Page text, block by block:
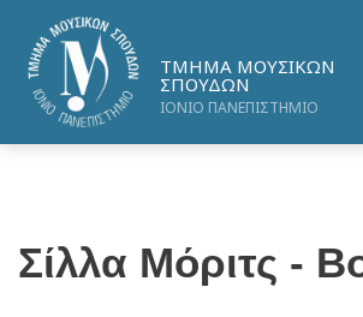
ΤΜΗΜΑ ΜΟΥΣΙΚΩΝ
ΣΠΟΥΔΩΝ
ΙΟΝΙΟ ΠΑΝΕΠΙΣΤΗΜΙΟ
Σίλλα Μόριτς -